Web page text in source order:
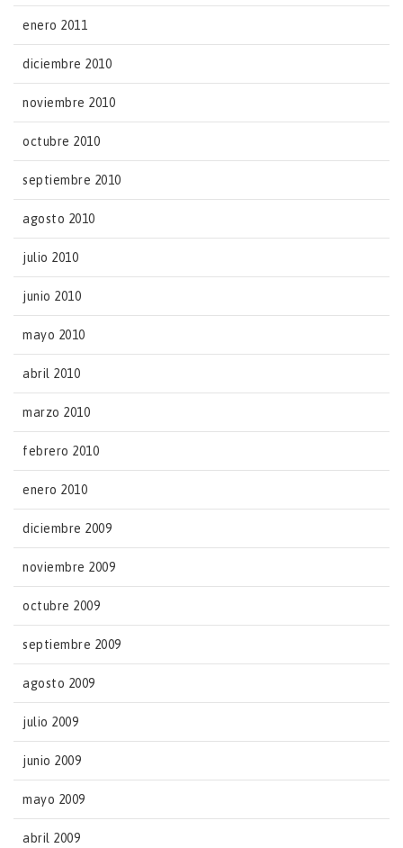
enero 2011
diciembre 2010
noviembre 2010
octubre 2010
septiembre 2010
agosto 2010
julio 2010
junio 2010
mayo 2010
abril 2010
marzo 2010
febrero 2010
enero 2010
diciembre 2009
noviembre 2009
octubre 2009
septiembre 2009
agosto 2009
julio 2009
junio 2009
mayo 2009
abril 2009